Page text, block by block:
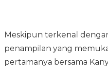
Meskipun terkenal
penampilan yang
pertamanya bersama